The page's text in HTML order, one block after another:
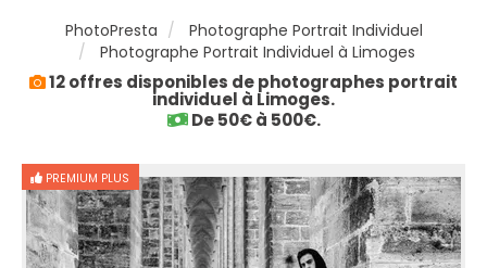
PhotoPresta
Photographe Portrait Individuel
Photographe Portrait Individuel à Limoges
12 offres disponibles de photographes portrait
individuel à Limoges.
De 50€ à 500€.
PREMIUM PLUS